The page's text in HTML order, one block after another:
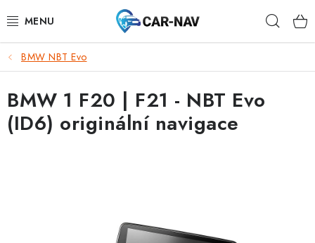
na
AUDI
BMW
FORD
BMW NBT Evo
BMW 1 F20 | F21 - NBT Evo
(ID6) originální navigace